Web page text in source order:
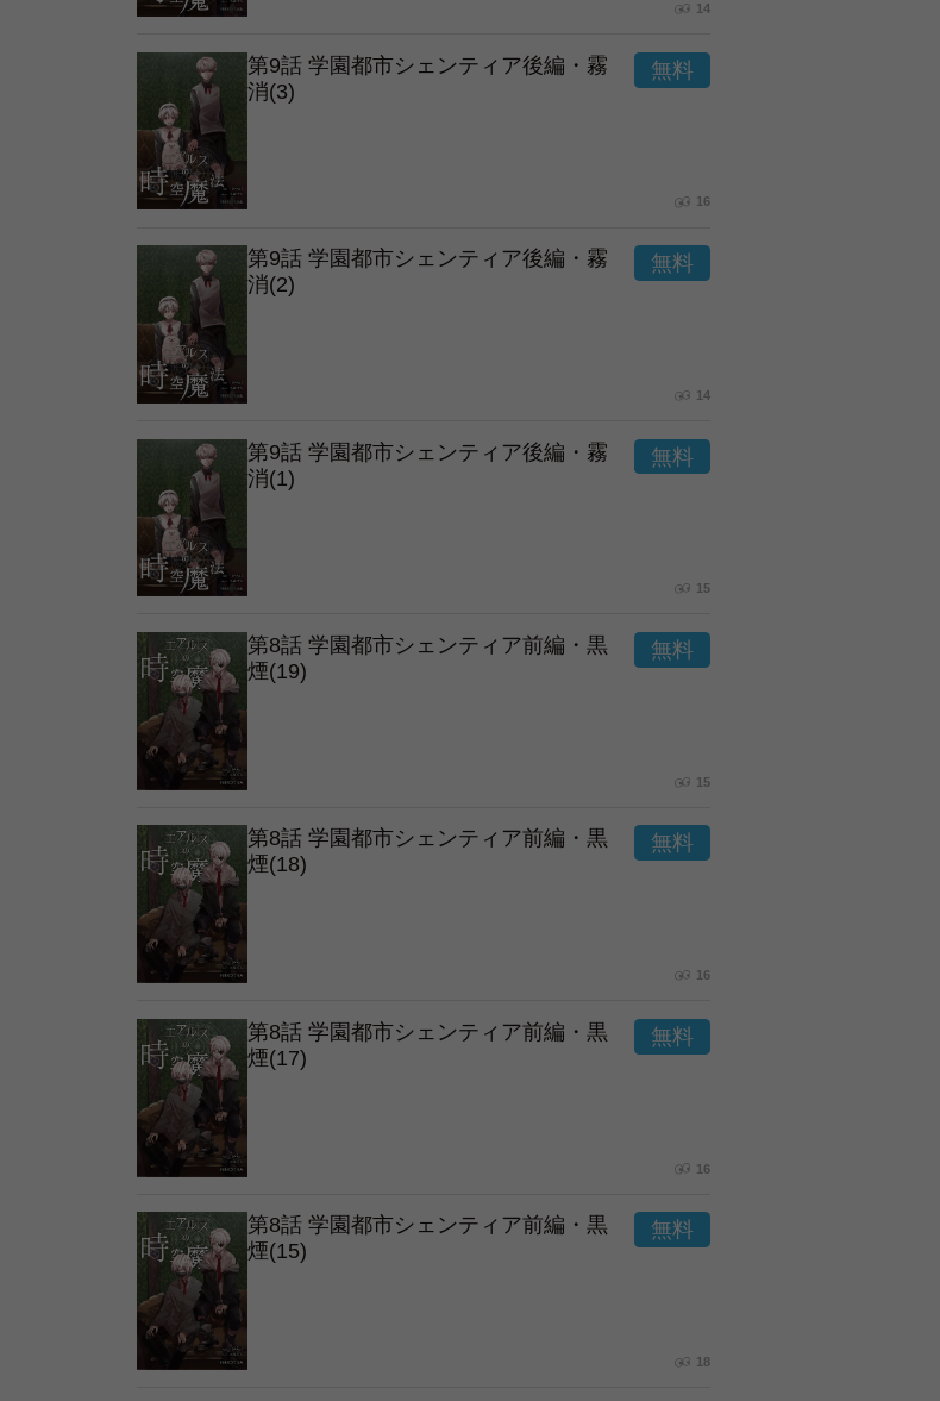
14
第9話 学園都市シェンティア後編・霧
消(3)
16
第9話 学園都市シェンティア後編・霧
消(2)
14
第9話 学園都市シェンティア後編・霧
消(1)
15
第8話 学園都市シェンティア前編・黒
煙(19)
15
第8話 学園都市シェンティア前編・黒
煙(18)
16
第8話 学園都市シェンティア前編・黒
煙(17)
16
第8話 学園都市シェンティア前編・黒
煙(15)
18